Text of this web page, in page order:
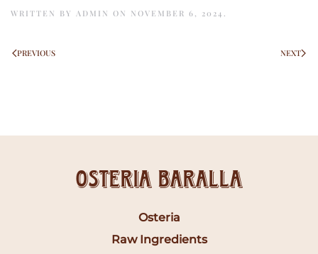
WRITTEN BY ADMIN ON NOVEMBER 6, 2024 .
PREVIOUS NEXT
Osteria Baralla
Osteria
Raw Ingredients